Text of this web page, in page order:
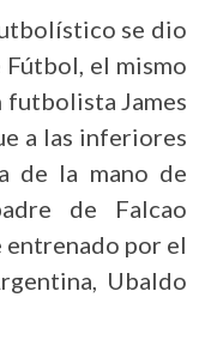
se dio
Fútbol, el mismo
futbolista James
a las inferiores
de la mano de
de Falcao
por el
Ubaldo